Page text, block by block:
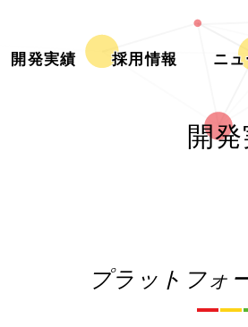
開発実績 採用情報 ニ
開
プラットフォ